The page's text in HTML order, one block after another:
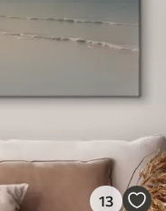
13